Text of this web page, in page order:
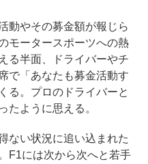
動やその募金額が報じら
モータースポーツへの熱
る半面、ドライバーやチ
で「あなたも募金活動す
る。プロのドライバーと
たように思える。
ない状況に追い込まれた
F1には次から次へと若手